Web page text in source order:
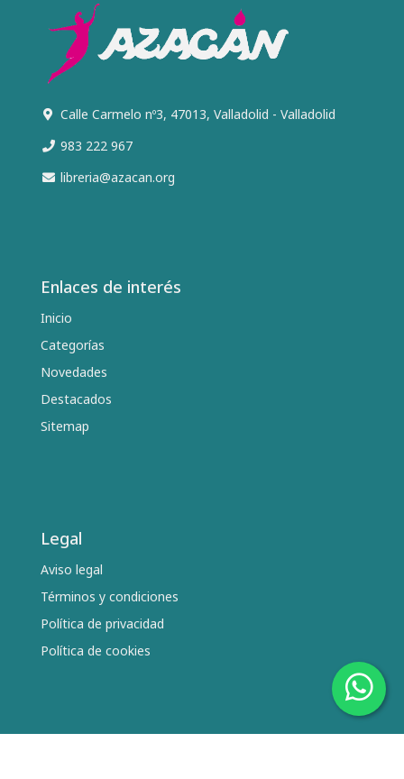
Calle Carmelo nº3, 47013, Valladolid - Valladolid
983 222 967
libreria@azacan.org
Enlaces de interés
Inicio
Categorías
Novedades
Destacados
Sitemap
Legal
Aviso legal
Términos y condiciones
Política de privacidad
Política de cookies